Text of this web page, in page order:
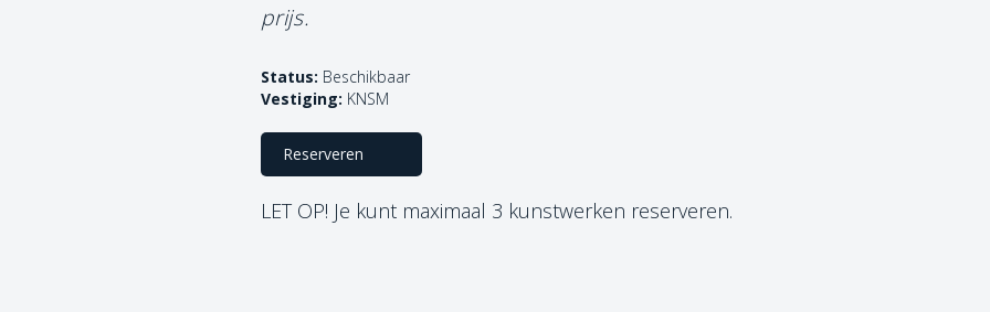
prijs.
Status: Beschikbaar
Vestiging: KNSM
Reserveren
LET OP! Je kunt maximaal 3 kunstwerken reserveren.